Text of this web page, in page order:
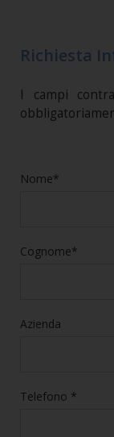
Richiesta
I campi
Nome*
Cognome*
Azienda
Telefono *